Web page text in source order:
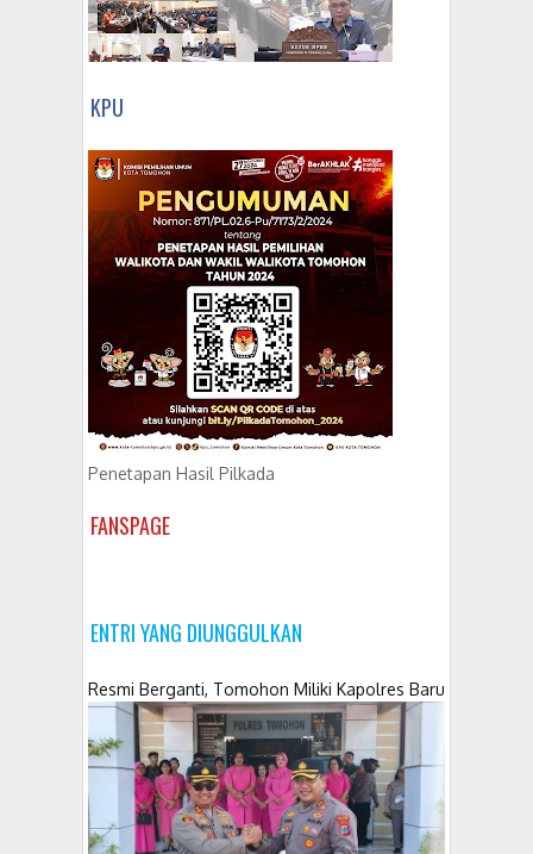
KPU
Penetapan Hasil Pilkada
FANSPAGE
ENTRI YANG DIUNGGULKAN
Resmi Berganti, Tomohon Miliki Kapolres Baru